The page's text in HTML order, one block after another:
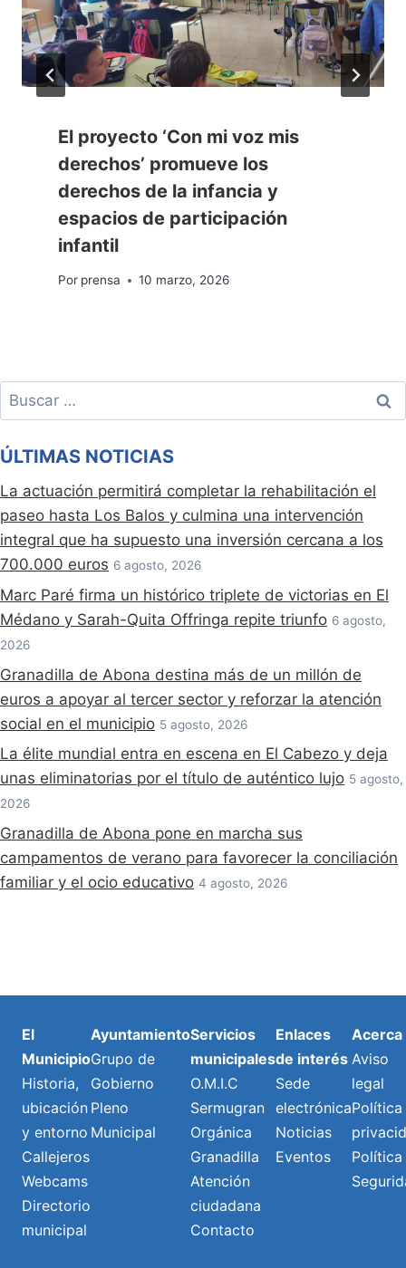
El proyecto ‘Con mi voz mis
derechos’ promueve los
derechos de la infancia y
espacios de participación
infantil
Por prensa 10 marzo, 2026
Buscar:
ÚLTIMAS NOTICIAS
La actuación permitirá completar la rehabilitación el
paseo hasta Los Balos y culmina una intervención
integral que ha supuesto una inversión cercana a los
700.000 euros 6 agosto, 2026
Marc Paré firma un histórico triplete de victorias en El
Médano y Sarah-Quita Offringa repite triunfo 6 agosto,
2026
Granadilla de Abona destina más de un millón de
euros a apoyar al tercer sector y reforzar la atención
social en el municipio 5 agosto, 2026
La élite mundial entra en escena en El Cabezo y deja
unas eliminatorias por el título de auténtico lujo 5 agosto,
2026
Granadilla de Abona pone en marcha sus
campamentos de verano para favorecer la conciliación
familiar y el ocio educativo 4 agosto, 2026
El
Municipio
Historia,
ubicación
y entorno
Callejeros
Webcams
Directorio
municipal
Ayuntamiento
Grupo de
Gobierno
Pleno
Municipal
Servicios
municipales
O.M.I.C
Sermugran
Orgánica
Granadilla
Atención
ciudadana
Contacto
Enlaces
de interés
Sede
electrónica
Noticias
Eventos
Acerca
Aviso
legal
Política
Política